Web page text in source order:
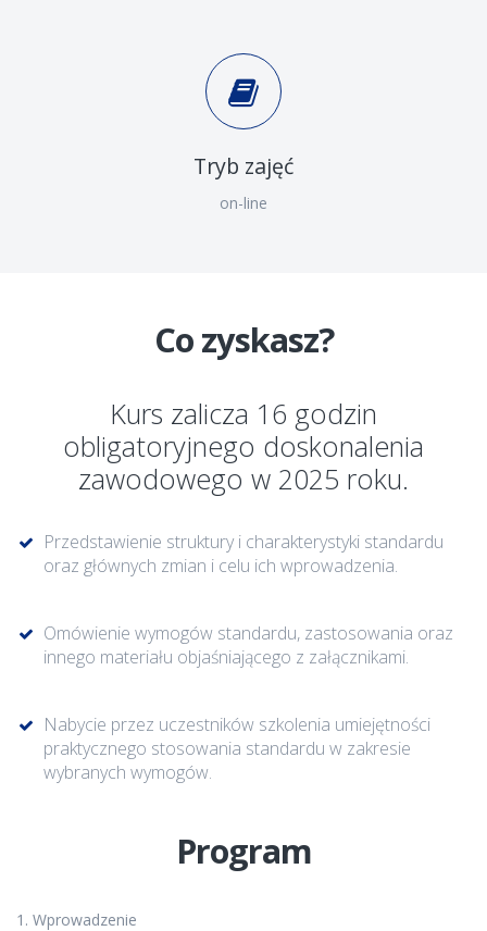
Tryb zajęć
on-line
Co zyskasz?
Kurs zalicza 16 godzin
obligatoryjnego doskonalenia
zawodowego w 2025 roku.
Przedstawienie struktury i charakterystyki standardu
oraz głównych zmian i celu ich wprowadzenia.
Omówienie wymogów standardu, zastosowania oraz
innego materiału objaśniającego z załącznikami.
Nabycie przez uczestników szkolenia umiejętności
praktycznego stosowania standardu w zakresie
wybranych wymogów.
Program
1. Wprowadzenie